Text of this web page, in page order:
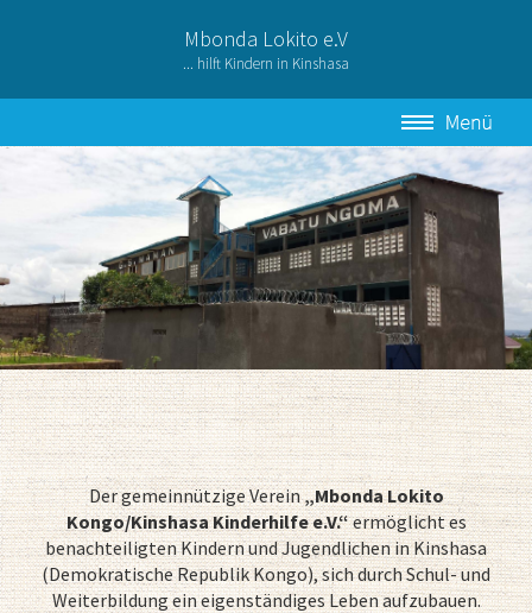
Mbonda Lokito e.V
... hilft Kindern in Kinshasa
Der gemeinnützige Verein„Mbonda Lokito
Kongo/Kinshasa Kinderhilfe e.V.“ermöglicht es
benachteiligten Kindern und Jugendlichen in Kinshasa
(Demokratische Republik Kongo), sich durch Schul- und
Weiterbildung ein eigenständiges Leben aufzubauen.